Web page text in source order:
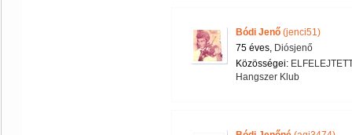
Bódi Jenő (jenci51)
75 éves, Diósjenő
Közösségei:
Hangszer Klub